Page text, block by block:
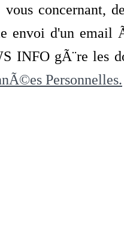
concernant,
envoi d'un
INFO gÃ¨re les
Personnelles.